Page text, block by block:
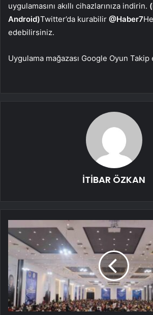
uygulamasını akıllı cihazlarınıza indirin.
Android)Twitter’da kurabilir @Haber7
edebilirsiniz.
Uygulama mağazası Google Oyun Takip
İTİBAR ÖZKAN